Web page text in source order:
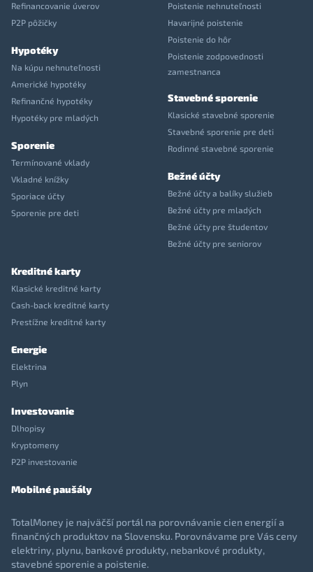
Refinancovanie úverov
P2P pôžičky
Hypotéky
Na kúpu nehnuteľnosti
Americké hypotéky
Refinančné hypotéky
Hypotéky pre mladých
Sporenie
Termínované vklady
Vkladné knížky
Sporiace účty
Sporenie pre deti
Poistenie nehnuteľnosti
Havarijné poistenie
Poistenie do hôr
Poistenie zodpovednosti
zamestnanca
Stavebné sporenie
Klasické stavebné sporenie
Stavebné sporenie pre deti
Rodinné stavebné sporenie
Bežné účty
Bežné účty a balíky služieb
Bežné účty pre mladých
Bežné účty pre študentov
Bežné účty pre seniorov
Kreditné karty
Klasické kreditné karty
Cash-back kreditné karty
Prestížne kreditné karty
Energie
Elektrina
Plyn
Investovanie
Dlhopisy
Kryptomeny
P2P investovanie
Mobilné paušály
TotalMoney je najväčší portál na porovnávanie cien energií a
finančných produktov na Slovensku. Porovnávame pre Vás ceny
elektriny, plynu, bankové produkty, nebankové produkty,
stavebné sporenie a poistenie.